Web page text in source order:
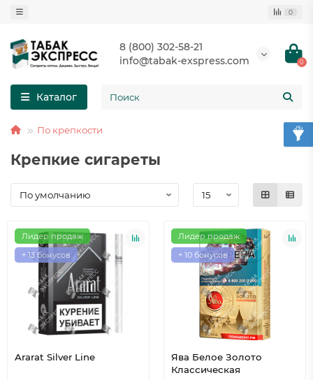
0
8 (800) 302-58-21
info@tabak-exspress.com
0
Каталог
По крепкости
Крепкие сигареты
Лидер продаж
+ 13 бонусов
Ararat Silver Line
Лидер продаж
+ 10 бонусов
Ява Белое Золото
Классическая